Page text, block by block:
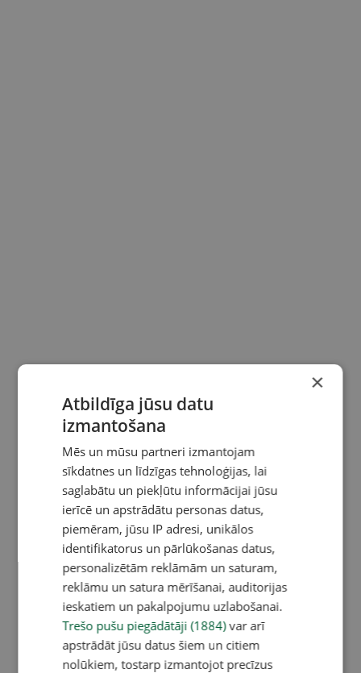
×
Atbildīga jūsu datu
izmantošana
Mēs un mūsu partneri izmantojam
sīkdatnes un līdzīgas tehnoloģijas, lai
saglabātu un piekļūtu informācijai jūsu
ierīcē un apstrādātu personas datus,
piemēram, jūsu IP adresi, unikālos
identifikatorus un pārlūkošanas datus,
personalizētām reklāmām un saturam,
reklāmu un satura mērīšanai, auditorijas
ieskatiem un pakalpojumu uzlabošanai.
Trešo pušu piegādātāji (1884)var arī
apstrādāt jūsu datus šiem un citiem
nolūkiem, tostarp izmantojot precīzus